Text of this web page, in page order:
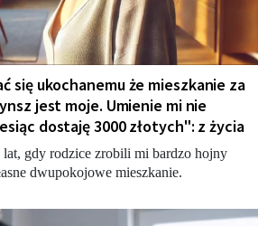
się ukochanemu że mieszkanie za
jest moje. Umienie mi nie
dostaję 3000 złotych": z życia
lat, gdy rodzice zrobili mi bardzo hojny
dwupokojowe mieszkanie.